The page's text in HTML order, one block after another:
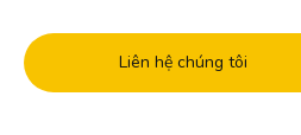
Liên hệ chúng tôi